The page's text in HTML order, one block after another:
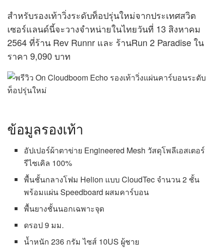
สำหรับรองเท้าวิ่งระดับท็อปรุ่นใหม่จากประเทศสวิต
เซอร์แลนด์นี้จะวางจำหน่ายในไทยวันที่ 13 สิงหาคม
2564 ที่ร้าน Rev Runnr และ ร้านRun 2 Paradise ใน
ราคา 9,090 บาท
ข้อมูลรองเท้า
อัปเปอร์ผ้าตาข่าย Engineered Mesh วัสดุโพลีเอสเตอร์
รีไซเคิล 100%
พื้นชั้นกลางโฟม Helion แบบ CloudTec จำนวน 2 ชั้น
พร้อมแผ่น Speedboard ผสมคาร์บอน
พื้นยางชั้นนอกเฉพาะจุด
ดรอป 9 มม.
น้ำหนัก 236 กรัม ไซส์ 10US ผู้ชาย